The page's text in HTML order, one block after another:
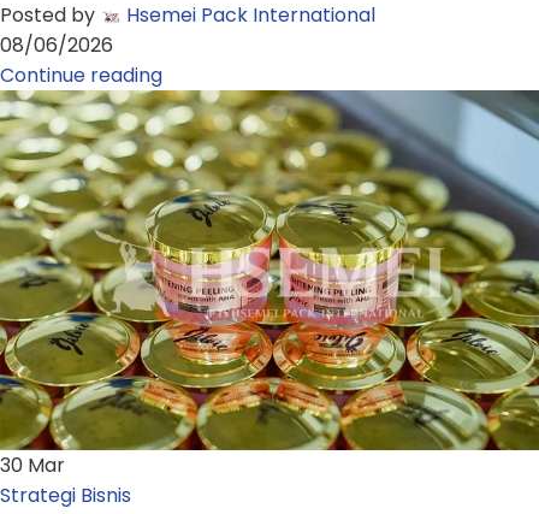
Posted by
Hsemei Pack International
08/06/2026
Continue reading
30 Mar
Strategi Bisnis